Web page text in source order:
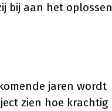
bij aan het oplossen
jaren wordt
zien hoe krachtig